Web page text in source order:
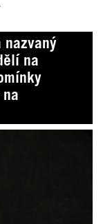
nazvaný
na
na